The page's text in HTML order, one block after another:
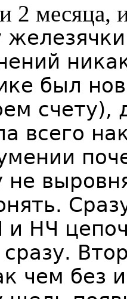
2 месяца,
был
счету),
всего
не
и НЧ
чем без